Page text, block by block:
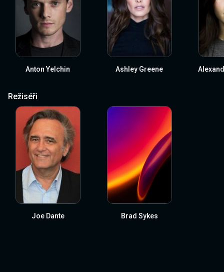
Anton Yelchin Ashley Greene
Režiséři
Joe Dante Brad Sykes